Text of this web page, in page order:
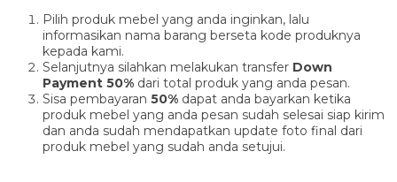
Pilih produk mebel yang anda inginkan, lalu
informasikan nama barang berseta kode produknya
kepada kami.
Selanjutnya silahkan melakukan transfer Down
Payment 50% dari total produk yang anda pesan.
Sisa pembayaran 50% dapat anda bayarkan ketika
produk mebel yang anda pesan sudah selesai siap kirim
dan anda sudah mendapatkan update foto final dari
produk mebel yang sudah anda setujui.